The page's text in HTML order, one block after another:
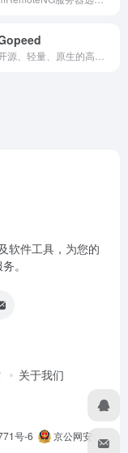
软件工具，为您的
。
关于我们
号-6
京公网安